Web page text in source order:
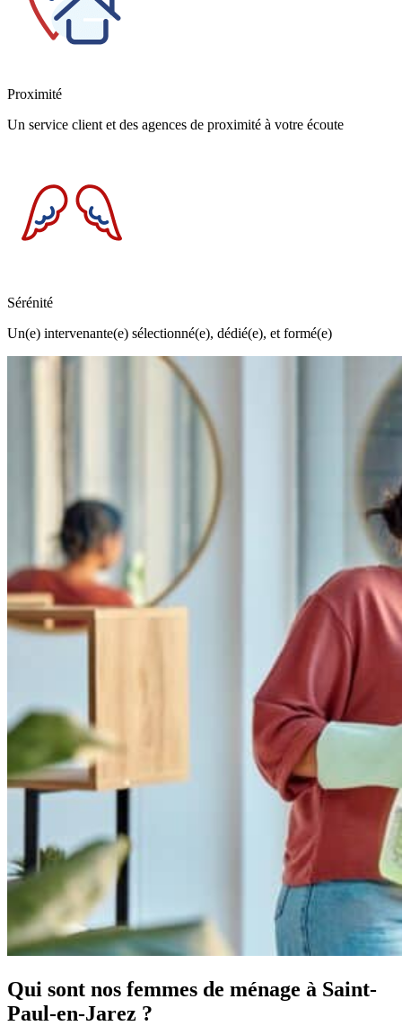
Proximité
Un service client et des agences de proximité à votre écoute
Sérénité
Un(e) intervenante(e) sélectionné(e), dédié(e), et formé(e)
Qui sont nos femmes de ménage à Saint-
Paul-en-Jarez ?